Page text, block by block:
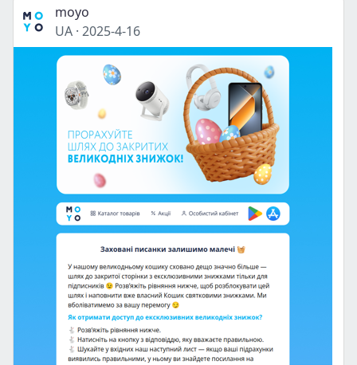
moyo
UA · 2025-4-16